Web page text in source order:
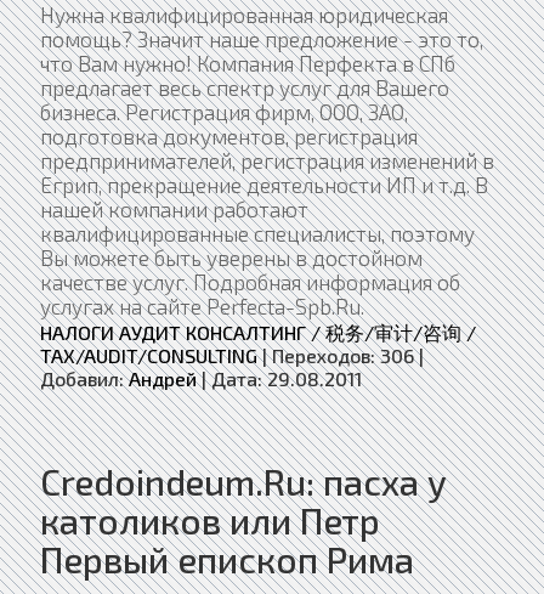
Нужна квалифицированная юридическая
помощь? Значит наше предложение - это то,
что Вам нужно! Компания Перфекта в СПб
предлагает весь спектр услуг для Вашего
бизнеса. Регистрация фирм, ООО, ЗАО,
подготовка документов, регистрация
предпринимателей, регистрация изменений в
Егрип, прекращение деятельности ИП и т.д. В
нашей компании работают
квалифицированные специалисты, поэтому
Вы можете быть уверены в достойном
качестве услуг. Подробная информация об
услугах на сайте Perfecta-Spb.Ru.
НАЛОГИ АУДИТ КОНСАЛТИНГ / 税务/审计/咨询 /
TAX/AUDIT/CONSULTING|Переходов: 306 |
Добавил: Андрей |Дата: 29.08.2011
Сredoindeum.Ru: пасха у
католиков или Петр
Первый епископ Рима